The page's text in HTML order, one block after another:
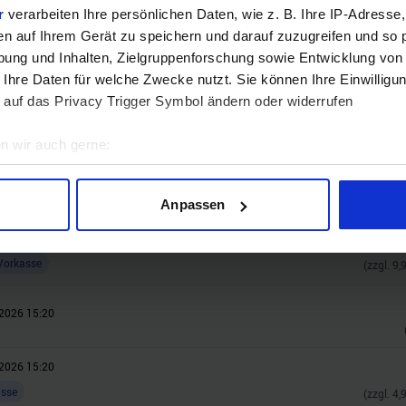
verarbeiten Ihre persönlichen Daten, wie z. B. Ihre IP-
auf Ihrem Gerät zu speichern und darauf zuzugreifen und so
und Inhalten, Zielgruppenforschung sowie Entwicklung
Daten für welche Zwecke nutzt. Sie können Ihre
das Privacy Trigger Symbol ändern oder widerrufen
wir auch gerne:
Lage erfassen, welche bis auf einige Meter genau
Ihre persönlichen Daten verarbeitet werden, und legen Sie
zu analysieren. Außerdem geben wir Informationen zu
soziale Medien, Werbung und Analysen weiter. Unsere
Anpassen
Jetzt teilnehmen!
(zzgl.
15:20
15:20
(zzgl.